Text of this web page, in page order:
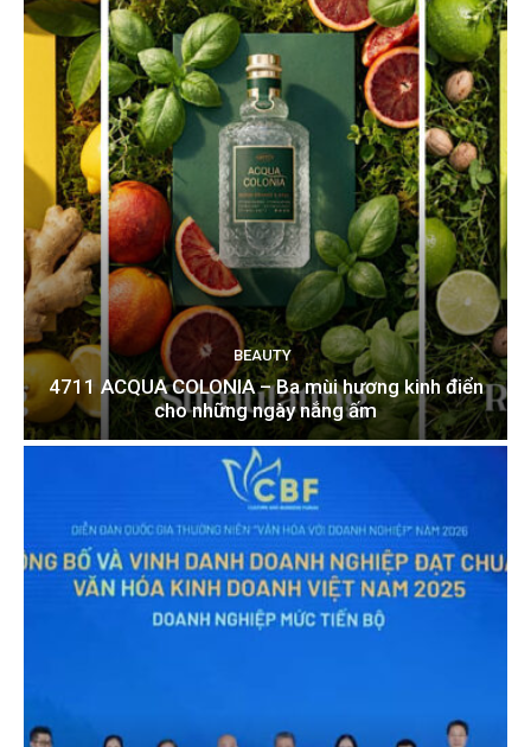
BEAUTY
4711 ACQUA COLONIA – Ba mùi hương kinh điển
cho những ngày nắng ấm